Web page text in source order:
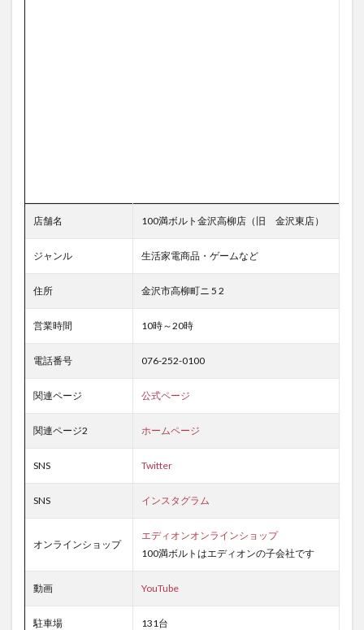
店舗名 100満ボルト金沢高柳店（旧 金沢東店）
ジャンル 生活家電商品・ゲームなど
住所 金沢市高柳町ニ 5 2
営業時間 10時～20時
電話番号 076-252-0100
関連ページ 公式ページ
関連ページ2 ホームページ
SNS Twitter
SNS インスタグラム
オンラインショップ
エディオンオンラインショップ
100満ボルトはエディオンの子会社です
動画 YouTube
駐車場 131台